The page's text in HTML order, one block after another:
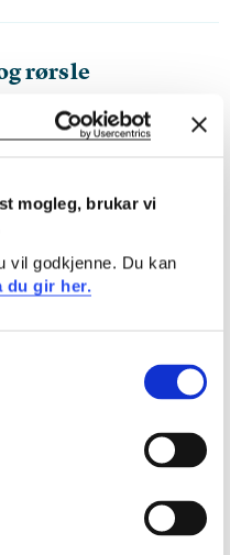
mogleg, brukar vi
vil godkjenne. Du kan
du gir her.
rørsle
rørsle
rørsle